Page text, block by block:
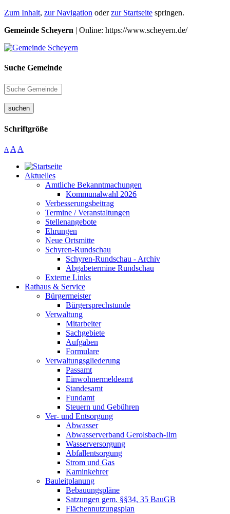
Zum Inhalt, zur Navigation oderzur Startseite springen.
Gemeinde Scheyern | Online: https://www.scheyern.de/
Suche Gemeinde
suchen
Schriftgröße
A A A
Aktuelles
Amtliche Bekanntmachungen
Kommunalwahl 2026
Verbesserungsbeitrag
Termine / Veranstaltungen
Stellenangebote
Ehrungen
Neue Ortsmitte
Schyren-Rundschau
Schyren-Rundschau - Archiv
Abgabetermine Rundschau
Externe Links
Rathaus & Service
Bürgermeister
Bürgersprechstunde
Verwaltung
Mitarbeiter
Sachgebiete
Aufgaben
Formulare
Verwaltungsgliederung
Passamt
Einwohnermeldeamt
Standesamt
Fundamt
Steuern und Gebühren
Ver- und Entsorgung
Abwasser
Abwasserverband Gerolsbach-Ilm
Wasserversorgung
Abfallentsorgung
Strom und Gas
Kaminkehrer
Bauleitplanung
Bebauungspläne
Satzungen gem. §§34, 35 BauGB
Flächennutzungsplan